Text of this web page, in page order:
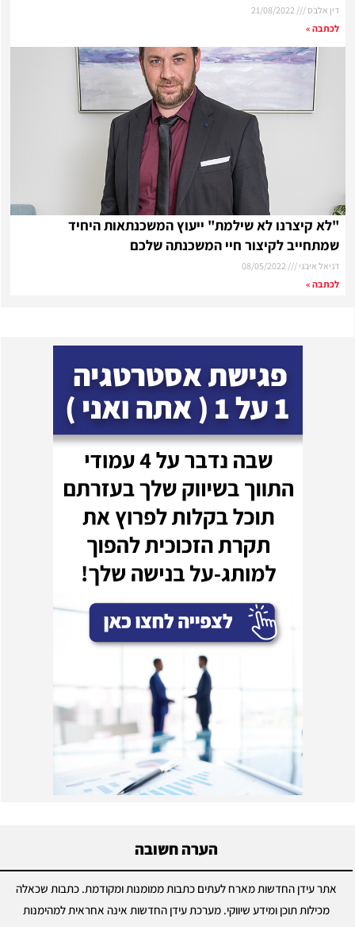
דין אלבס
לכתבה »
"לא קיצרנו לא שילמת" ייעוץ המשכנתאות היחיד
שמתחייב לקיצור חיי המשכנתה שלכם
דניאל איבגי
לכתבה »
הערה חשובה
אתר עידן החדשות מארח לעתים כתבות ממומנות ומקודמת. כתבות שכאלה
מכילות תוכן ומידע שיווקי. מערכת עידן החדשות אינה אחראית למהימנות